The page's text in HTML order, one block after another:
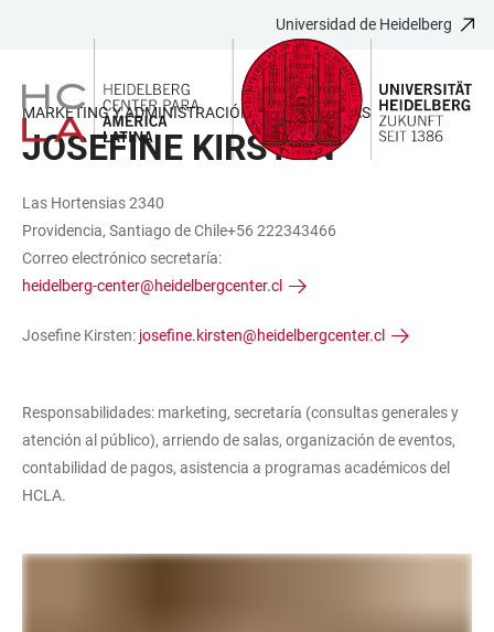
LINKS
MAIN
CONTENT
NAVIGATION
FORM
Universidad de Heidelberg
MARKETING Y ADMINISTRACIÓN DE PROGRAMAS
JOSEFINE KIRSTEN
Las Hortensias 2340
Providencia, Santiago de Chile+56 222343466
Correo electrónico secretaría:
heidelberg-center@heidelbergcenter.cl
Josefine Kirsten: josefine.kirsten@heidelbergcenter.cl
Responsabilidades: marketing, secretaría (consultas generales y
atención al público), arriendo de salas, organización de eventos,
contabilidad de pagos, asistencia a programas académicos del
HCLA.